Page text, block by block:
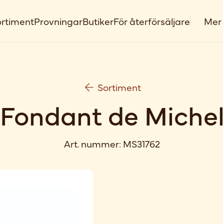
ProvningarButikerFör återförsäljare Mer
Sortiment
Fondant de Michel
Art. nummer: MS31762